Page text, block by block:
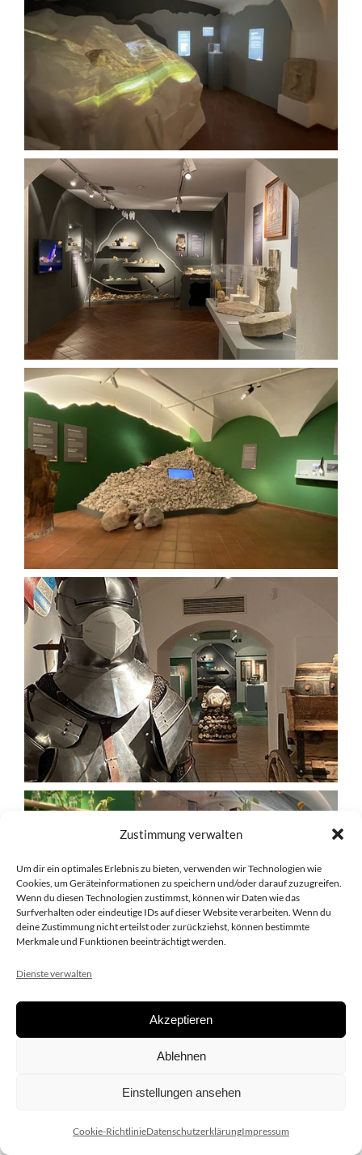
Zustimmung verwalten
Um dir ein optimales Erlebnis zu bieten, verwenden wir Technologien wie
Cookies, um Geräteinformationen zu speichern und/oder darauf zuzugreifen.
Wenn du diesen Technologien zustimmst, können wir Daten wie das
Surfverhalten oder eindeutige IDs auf dieser Website verarbeiten. Wenn du
deine Zustimmung nicht erteilst oder zurückziehst, können bestimmte
Merkmale und Funktionen beeinträchtigt werden.
Dienste verwalten
Akzeptieren
Ablehnen
Einstellungen ansehen
Cookie-RichtlinieDatenschutzerklärungImpressum